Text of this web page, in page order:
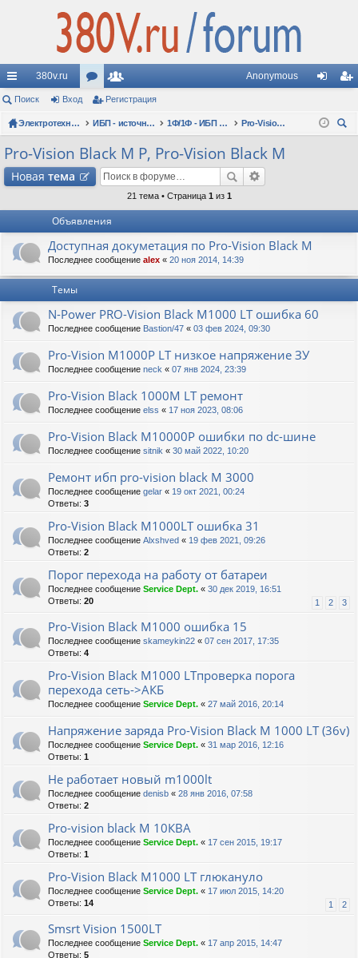
с
ы
лк
380v.ru
ор
ум
ы
ол
ьз
ов
ат
и
Anonymous
д ис
Поиск Вход Регистрация
Электротехнические форумы ИБП - источники бесперебойного питания 1Ф/1Ф - ИБП N-POWER - однофазные 1-10 кВА - вопросы по моделям
Pro-Vision Black M P, Pro-Vision Black M
Pro-Vision Black M P, Pro-Vision Black M
Новая тема
21 тема • Страница 1 из 1
Объявления
Доступная докуметация по Pro-Vision Black M
Последнее сообщение alex « 20 ноя 2014, 14:39
Темы
N-Power PRO-Vision Black M1000 LT ошибка 60
Последнее сообщение Bastion/47 « 03 фев 2024, 09:30
Pro-Vision M1000P LT низкое напряжение ЗУ
Последнее сообщение neck « 07 янв 2024, 23:39
Pro-Vision Black 1000M LT ремонт
Последнее сообщение elss « 17 ноя 2023, 08:06
Pro-Vision Black M10000P ошибки по dc-шине
Последнее сообщение sitnik « 30 май 2022, 10:20
Ремонт ибп pro-vision black M 3000
Последнее сообщение gelar « 19 окт 2021, 00:24
Ответы: 3
Pro-Vision Black M1000LT ошибка 31
Последнее сообщение Alxshved « 19 фев 2021, 09:26
Ответы: 2
Порог перехода на работу от батареи
Последнее сообщение Service Dept. « 30 дек 2019, 16:51
Ответы: 20 1 2 3
Pro-Vision Black M1000 ошибка 15
Последнее сообщение skameykin22 « 07 сен 2017, 17:35
Ответы: 4
Pro-Vision Black M1000 LTпроверка порога
перехода сеть->АКБ
Последнее сообщение Service Dept. « 27 май 2016, 20:14
Напряжение заряда Pro-Vision Black M 1000 LT (36v)
Последнее сообщение Service Dept. « 31 мар 2016, 12:16
Ответы: 1
Не работает новый m1000lt
Последнее сообщение denisb « 28 янв 2016, 07:58
Ответы: 2
Pro-vision black M 10КВА
Последнее сообщение Service Dept. « 17 сен 2015, 19:17
Ответы: 1
Pro-Vision Black M1000 LT глюкануло
Последнее сообщение Service Dept. « 17 июл 2015, 14:20
Ответы: 14 1 2
Smsrt Vision 1500LT
Последнее сообщение Service Dept. « 17 апр 2015, 14:47
Ответы: 5